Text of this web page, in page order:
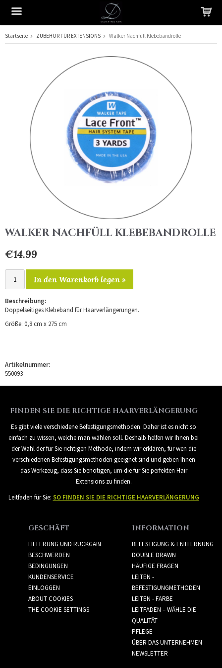
Das Produkt wurde in Ihren Warenkorb gelegt
Startseite ZUBEHÖR FÜR EXTENSIONS Walker Nachfüll Klebebandrolle
WALKER NACHFÜLL KLEBEBANDROLLE
€14.99
In den Warenkorb legen »
Beschreibung:
Doppelseitiges Klebeband für Haarverlängerungen.
Größe: 0,8cm x 275 cm
Artikelnummer:
550093
FINDEN SIE DIE RICHTIGE HAARVERLÄNGERUNG
Es gibt viele verschiedene Befestigungsmethoden. Daher ist es nicht so
einfach zu wissen, welche man wählen soll. Deshalb helfen wir Ihnen bei
der Wahl der für Sie richtigen Methode, indem wir erklären, für wen die
verschiedenen Befestigungsmethoden geeignet sind und geben Ihnen
das Werkzeug, dass Sie benötigen, um die für Sie perfekten Hair
Extensions zu finden.
Leitfaden für Sie: SO FINDEN SIE DIE RICHTIGE HAARVERLÄNGERUNG
GESCHÄFT
LIEFERUNG UND RÜCKGABE
BESCHWERDEN
BEDINGUNGEN
KUNDENSERVICE
EINLOGGEN
ABOUT COOKIES
THE COOKIE SETTINGS
INFORMATION
BEFESTIGUNG & ENTFERNUNG
DOUBLE DRAWN
HÄUFIGE FRAGEN
LEITEN -
BEFESTIGUNGMETHODEN
LEITEN - FARBE
LEITFADEN – WÄHLE DIE
QUALITÄT
PFLEGE
ÜBER DAS UNTERNEHMEN
NEWSLETTER